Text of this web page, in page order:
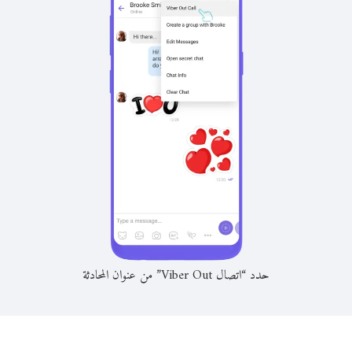
حدد “اتصال Viber Out” من عنوان المحادثة